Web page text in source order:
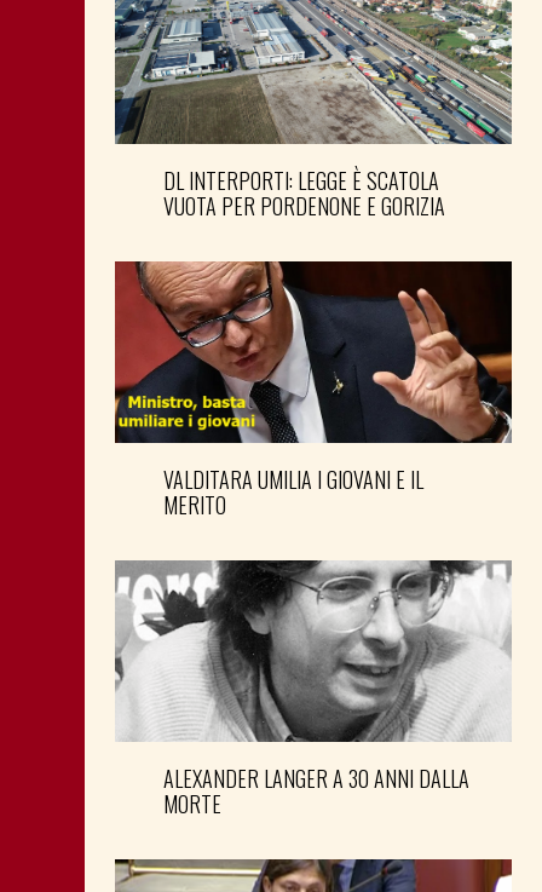
DL INTERPORTI: LEGGE È SCATOLA
VUOTA PER PORDENONE E GORIZIA
VALDITARA UMILIA I GIOVANI E IL
MERITO
ALEXANDER LANGER A 30 ANNI DALLA
MORTE